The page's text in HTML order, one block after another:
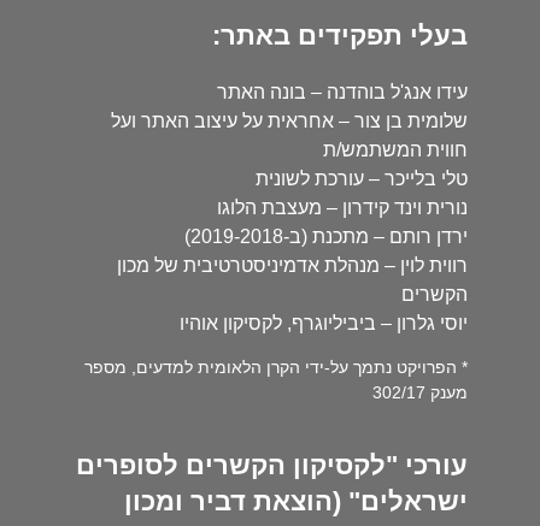
בעלי תפקידים באתר:
עידו אנג'ל בוהדנה – בונה האתר
שלומית בן צור – אחראית על עיצוב האתר ועל
חווית המשתמש/ת
טלי בלייכר – עורכת לשונית
נורית וינד קידרון – מעצבת הלוגו
ירדן רותם – מתכנת (ב-2019-2018)
רווית לוין – מנהלת אדמיניסטרטיבית של מכון
הקשרים
יוסי גלרון – ביביליוגרף, לקסיקון אוהיו
* הפרויקט נתמך על-ידי הקרן הלאומית למדעים, מספר
מענק 302/17
עורכי "לקסיקון הקשרים לסופרים
ישראלים" (הוצאת דביר ומכון